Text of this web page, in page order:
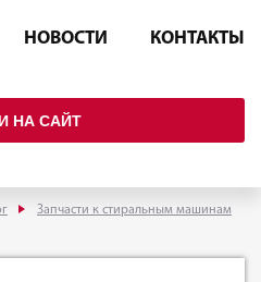
НОВОСТИ КОНТАКТЫ
НА САЙТ
Запчасти к стиральным машинам